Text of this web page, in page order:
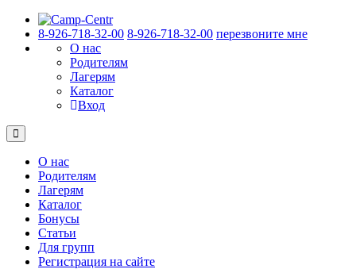
8-926-718-32-00 8-926-718-32-00 перезвоните мне
О нас
Родителям
Лагерям
Каталог
Вход
О нас
Родителям
Лагерям
Каталог
Бонусы
Статьи
Для групп
Регистрация на сайте